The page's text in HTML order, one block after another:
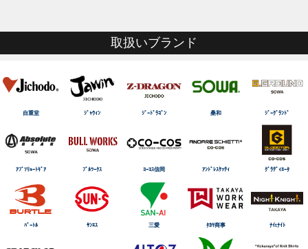
取扱いブランド
自重堂 ｼﾞｬｳｨﾝ ｼﾞｰﾄﾞﾗｺﾞﾝ 桑和 ｼﾞｰｸﾞﾗﾝﾄﾞ
ｱﾌﾞｿﾘｭｰﾄｷﾞｱ ﾌﾞﾙﾜｰｸｽ ｺｰｺｽ信岡 ｱﾝﾄﾞﾚｽｹｯﾃｨ ｸﾞﾗﾃﾞｨｴｰﾀ
ﾊﾞｰﾄﾙ ｻﾝｴｽ 三愛 ﾀｶﾔ商事 ﾅｲtﾅｲﾄ